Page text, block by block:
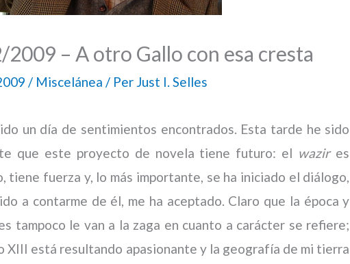
– A otro Gallo con esa cresta
/ Miscelánea / Per Just I. Selles
un día de sentimientos encontrados. Esta tarde he sido
que este proyecto de novela tiene futuro: el wazires
tiene fuerza y, lo más importante, se ha iniciado el diálogo,
a contarme de él, me ha aceptado. Claro que la época y
tampoco le van a la zaga en cuanto a carácter se refiere;
XIII está resultando apasionante y la geografía de mi tierra